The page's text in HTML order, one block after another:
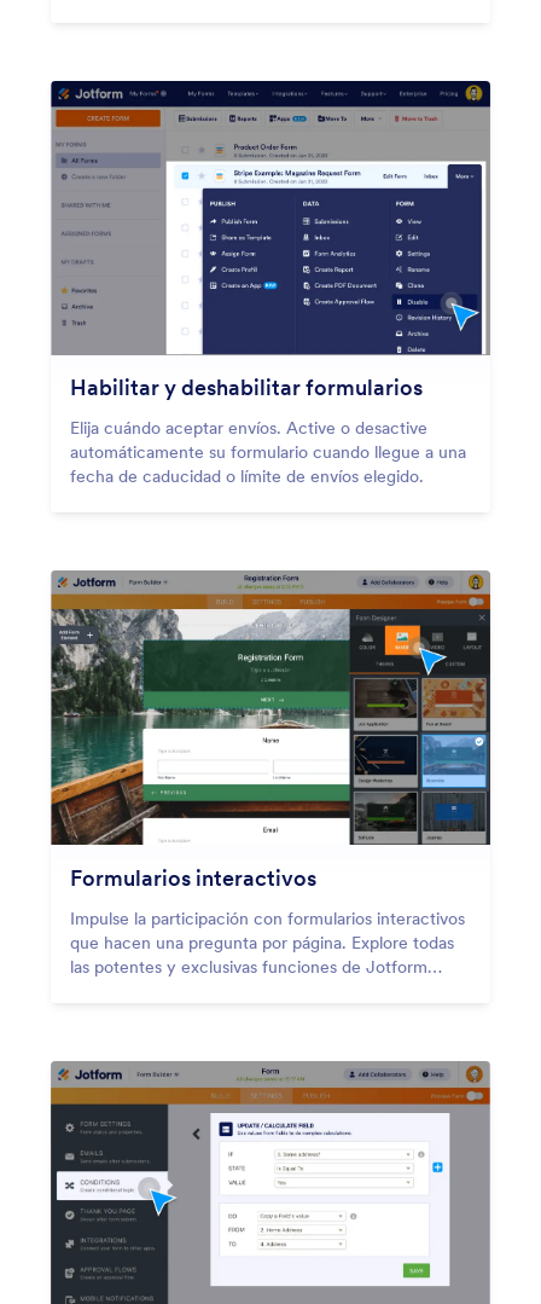
Habilitar y deshabilitar formularios
Elija cuándo aceptar envíos. Active o desactive
automáticamente su formulario cuando llegue a una
fecha de caducidad o límite de envíos elegido.
Formularios interactivos
Impulse la participación con formularios interactivos
que hacen una pregunta por página. Explore todas
las potentes y exclusivas funciones de Jotform